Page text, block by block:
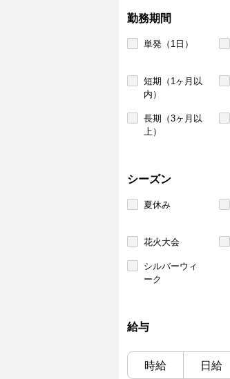
勤務期間
単発（1日）
短期（1ヶ月以
内）
長期（3ヶ月以
上）
シーズン
夏休み
花火大会
シルバーウィ
ーク
給与
時給 日給